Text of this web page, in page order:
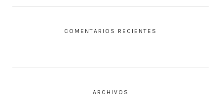
COMENTARIOS RECIENTES
ARCHIVOS